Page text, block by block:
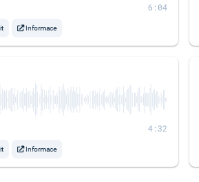
6:04
Informace
4:32
Informace